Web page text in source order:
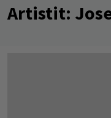
Artistit: